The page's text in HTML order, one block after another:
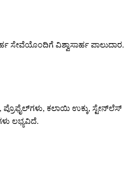
ಸೇವೆಯೊಂದಿಗೆ ವಿಶ್ವಾಸಾರ್ಹ ಪಾಲುದಾರ.
ಪ್ರೊಫೈಲ್‌ಗಳು, ಕಲಾಯಿ ಉಕ್ಕು, ಸ್ಟೇನ್‌ಲೆಸ್
ಲಭ್ಯವಿದೆ.